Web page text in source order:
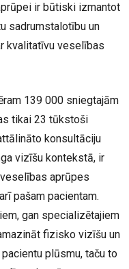
ir būtiski izmantot
sadrumstalotību un
kvalitatīvu veselības
139 000 sniegtajām
tikai 23 tūkstoši
konsultāciju
vizīšu kontekstā, ir
aprūpes
pašam pacientam.
gan specializētajiem
fizisko vizīšu un
plūsmu, taču to